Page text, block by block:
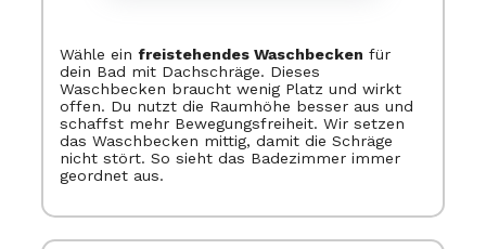
Wähle ein freistehendes Waschbecken für
dein Bad mit Dachschräge. Dieses
Waschbecken braucht wenig Platz und wirkt
offen. Du nutzt die Raumhöhe besser aus und
schaffst mehr Bewegungsfreiheit. Wir setzen
das Waschbecken mittig, damit die Schräge
nicht stört. So sieht das Badezimmer immer
geordnet aus.